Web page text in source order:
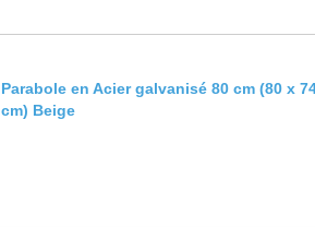
Parabole en Acier galvanisé 80 cm (80 x
cm) Beige